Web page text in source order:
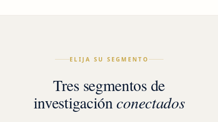
ELIJA SU SEGMENTO
Tres segmentos de
investigaciónconectados